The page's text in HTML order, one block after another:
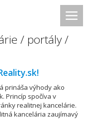
/ portály /
prináša výhody ako
Princíp spočíva v
realitnej kancelárie.
kancelária zaujímavý